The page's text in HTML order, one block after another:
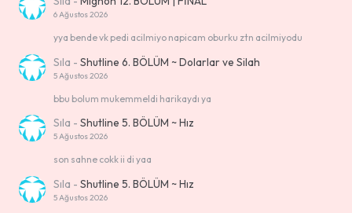
6 Ağustos 2026
yya bende vk pedi acilmiyo napicam oburku ztn acilmiyodu
Sıla -Shutline 6. BÖLÜM ~ Dolarlar ve Silah
5 Ağustos 2026
bbu bolum mukemmeldi harikaydı ya
Sıla -Shutline 5. BÖLÜM ~ Hız
5 Ağustos 2026
son sahne cokk ii di yaa
Sıla -Shutline 5. BÖLÜM ~ Hız
5 Ağustos 2026